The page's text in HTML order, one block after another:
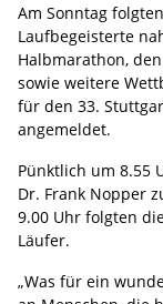
Am Sonntag
Laufbegeisterte
Halbmarathon, den
sowie weitere
für den 33.
angemeldet.
Pünktlich um 8.55
Dr. Frank Nopper
9.00 Uhr folgten
Läufer.
„Was für ein